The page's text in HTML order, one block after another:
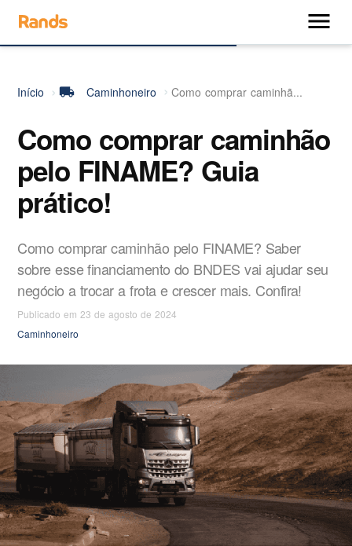
menu
close
Categorias
A Rands
Início local_shipping Caminhoneiro Como comprar caminhã...
Como comprar caminhão
pelo FINAME? Guia
prático!
Como comprar caminhão pelo FINAME? Saber
sobre esse financiamento do BNDES vai ajudar seu
negócio a trocar a frota e crescer mais. Confira!
Publicado em 23 de agosto de 2024
Caminhoneiro